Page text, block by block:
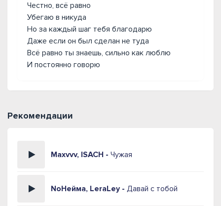
Честно, всё равно
Убегаю в никуда
Но за каждый шаг тебя благодарю
Даже если он был сделан не туда
Всё равно ты знаешь, сильно как люблю
И постоянно говорю
Рекомендации
Maxvvv, ISACH - Чужая
NoНейма, LeraLey - Давай с тобой